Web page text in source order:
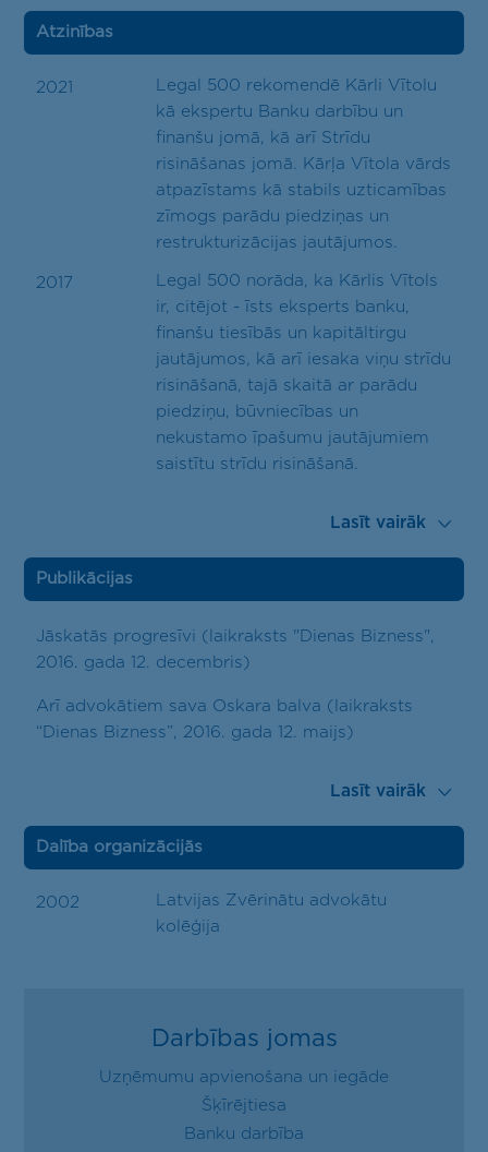
Atzinības
2021
Legal 500 rekomendē Kārli Vītolu
kā ekspertu Banku darbību un
finanšu jomā, kā arī Strīdu
risināšanas jomā. Kārļa Vītola vārds
atpazīstams kā stabils uzticamības
zīmogs parādu piedziņas un
restrukturizācijas jautājumos.
2017
Legal 500 norāda, ka Kārlis Vītols
ir, citējot - īsts eksperts banku,
finanšu tiesībās un kapitāltirgu
jautājumos, kā arī iesaka viņu strīdu
risināšanā, tajā skaitā ar parādu
piedziņu, būvniecības un
nekustamo īpašumu jautājumiem
saistītu strīdu risināšanā.
Lasīt vairāk
Publikācijas
Jāskatās progresīvi (laikraksts "Dienas Bizness",
2016. gada 12. decembris)
Arī advokātiem sava Oskara balva (laikraksts
“Dienas Bizness”, 2016. gada 12. maijs)
Lasīt vairāk
Dalība organizācijās
2002
Latvijas Zvērinātu advokātu
kolēģija
Darbības jomas
Uzņēmumu apvienošana un iegāde
Šķīrējtiesa
Banku darbība